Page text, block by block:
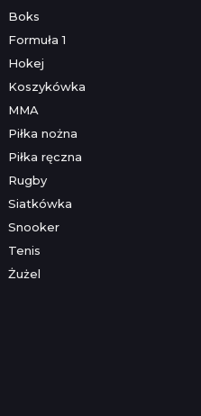
Boks
Formuła 1
Hokej
Koszykówka
MMA
Piłka nożna
Piłka ręczna
Rugby
Siatkówka
Snooker
Tenis
Żużel